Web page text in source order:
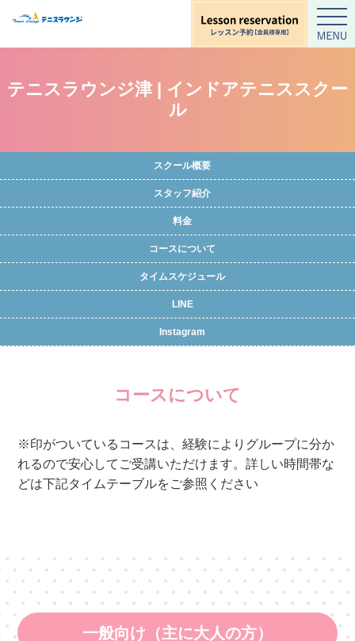
テニスラウンジ津 | インドアテニススクー
ル
スクール概要
スタッフ紹介
料金
コースについて
タイムスケジュール
LINE
Instagram
コースについて
※印がついているコースは、経験によりグループに分か
れるので安心してご受講いただけます。詳しい時間帯な
どは下記タイムテーブルをご参照ください
一般向け（主に大人の方）